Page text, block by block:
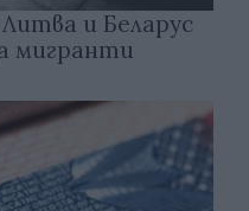
и Беларус
мигранти